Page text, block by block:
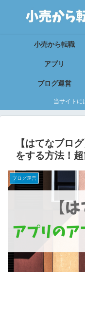
小売から転職
アプリ
ブログ運営
当サイトに
【はてなブロ
をする方法！
ブログ運営